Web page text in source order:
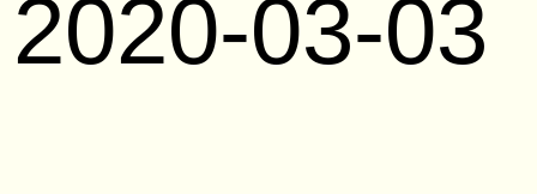
2020-03-03